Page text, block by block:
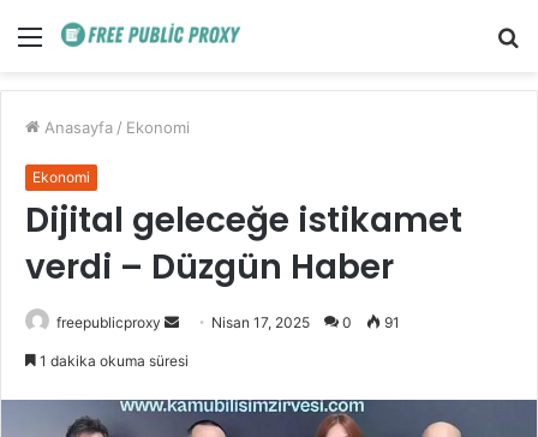
Menü
Anasayfa / Ekonomi
Ekonomi
Dijital geleceğe istikamet
verdi – Düzgün Haber
freepublicproxy
Bir
göndermek
Nisan 17, 2025 0 91
1 dakika okuma süresi